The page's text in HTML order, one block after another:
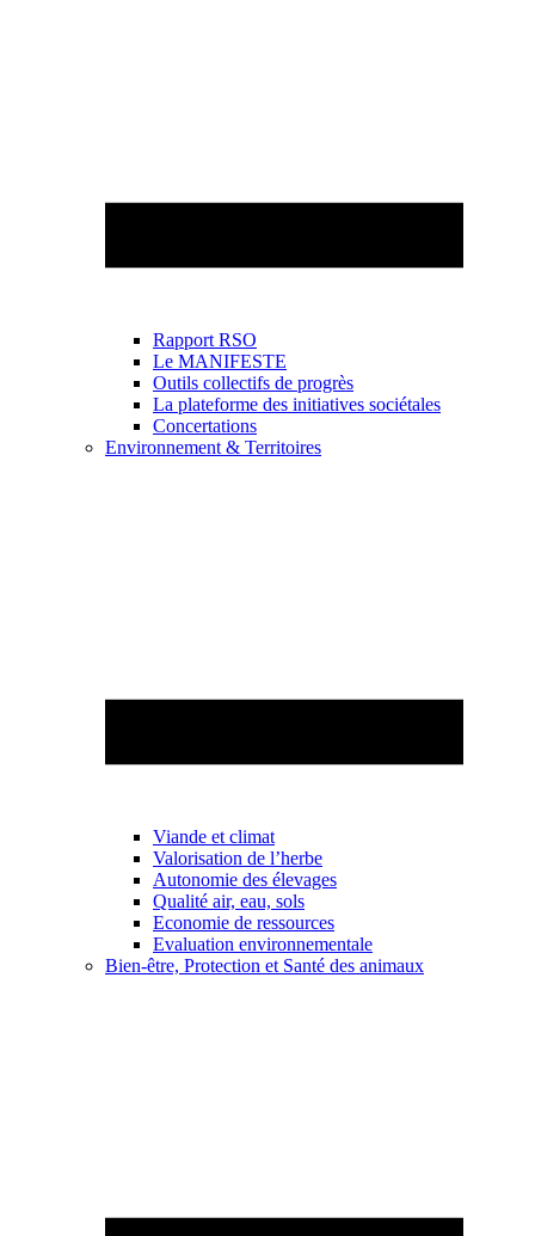
Rapport RSO
Le MANIFESTE
Outils collectifs de progrès
La plateforme des initiatives sociétales
Concertations
Environnement & Territoires
Viande et climat
Valorisation de l’herbe
Autonomie des élevages
Qualité air, eau, sols
Economie de ressources
Evaluation environnementale
Bien-être, Protection et Santé des animaux